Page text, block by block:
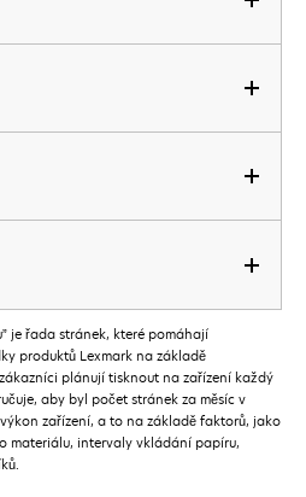
je řada stránek, které pomáhají
produktů Lexmark na základě
plánují tisknout na zařízení každý
aby byl počet stránek za měsíc v
zařízení, a to na základě faktorů, jako
materiálu, intervaly vkládání papíru,